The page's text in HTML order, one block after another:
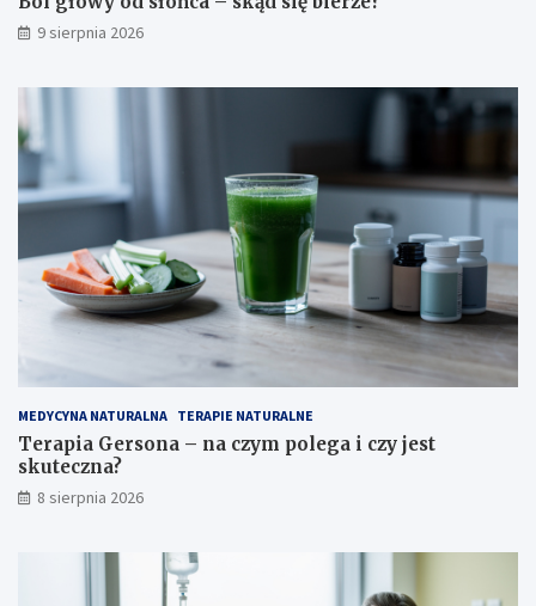
o
9 sierpnia 2026
MEDYCYNA NATURALNA TERAPIE NATURALNE
Terapia Gersona – na czym polega i czy jest
skuteczna?
8 sierpnia 2026